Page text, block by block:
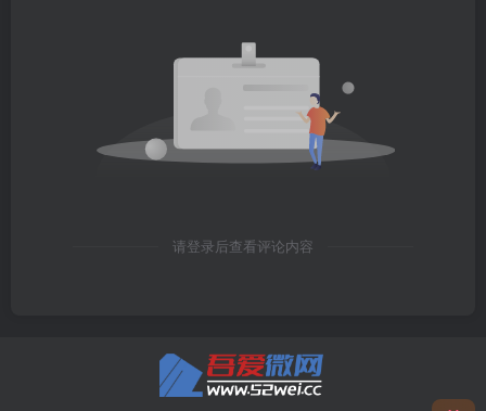
请登录后查看评论内容